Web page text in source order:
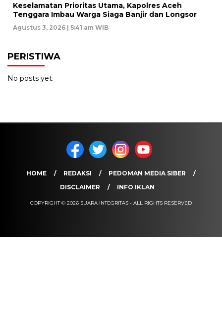
Keselamatan Prioritas Utama, Kapolres Aceh
Tenggara Imbau Warga Siaga Banjir dan Longsor
Agustus 3, 2026 | 5:41 am WIB
PERISTIWA
No posts yet.
HOME REDAKSI
PEDOMAN MEDIA SIBER
DISCLAIMER
INFO IKLAN
COPYRIGHT © 2026 SUARA INTEGRITAS - ALL RIGHTS RESERVED